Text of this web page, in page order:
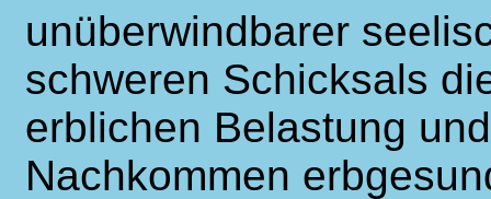
unüberwindbarer
schweren Schicksals
erblichen Belastung
Nachkommen